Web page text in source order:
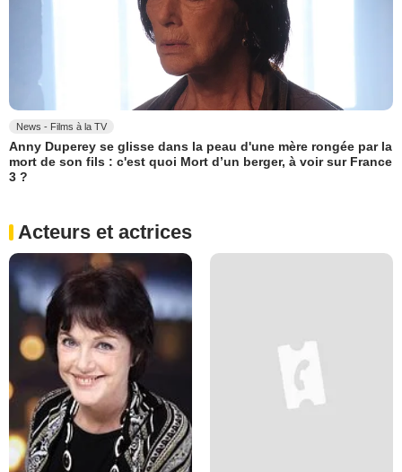
News - Films à la TV
Anny Duperey se glisse dans la peau d'une mère rongée par la
mort de son fils : c'est quoi Mort d’un berger, à voir sur France
3 ?
Acteurs et actrices